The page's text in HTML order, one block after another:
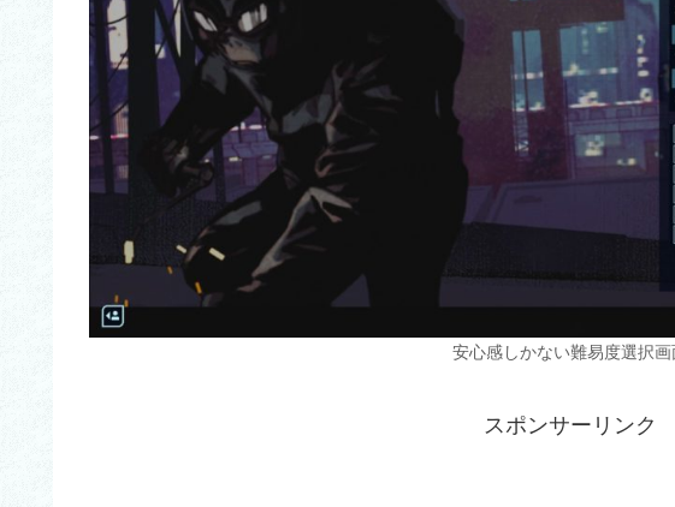
安心感しかない難易度選択画
スポンサーリンク